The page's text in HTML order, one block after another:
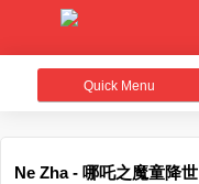
Quick Menu
Ne Zha - 哪吒之魔童降世